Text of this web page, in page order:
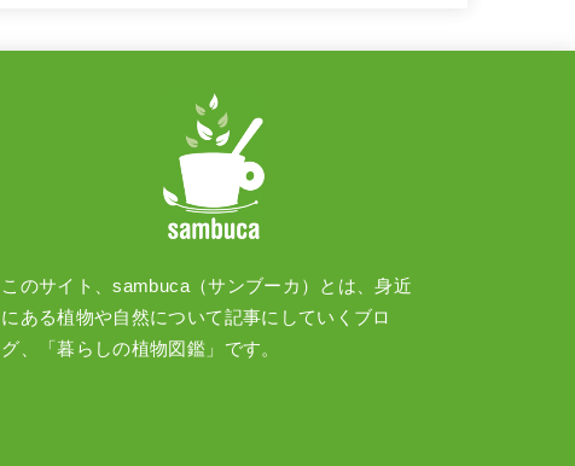
このサイト、sambuca（サンブーカ）とは、身近
にある植物や自然について記事にしていくブロ
グ、「暮らしの植物図鑑」です。